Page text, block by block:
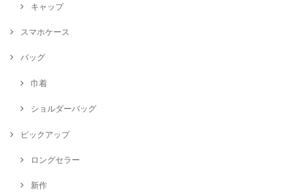
キャップ
スマホケース
バッグ
巾着
ショルダーバッグ
ピックアップ
ロングセラー
新作